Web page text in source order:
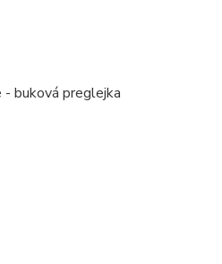
- buková preglejka